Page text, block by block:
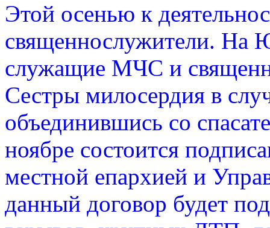
Этой осенью к
священнослужители. На
служащие МЧС и
Сестры милосердия в
объединившись со
ноябре состоится
местной епархией и
данный договор будет